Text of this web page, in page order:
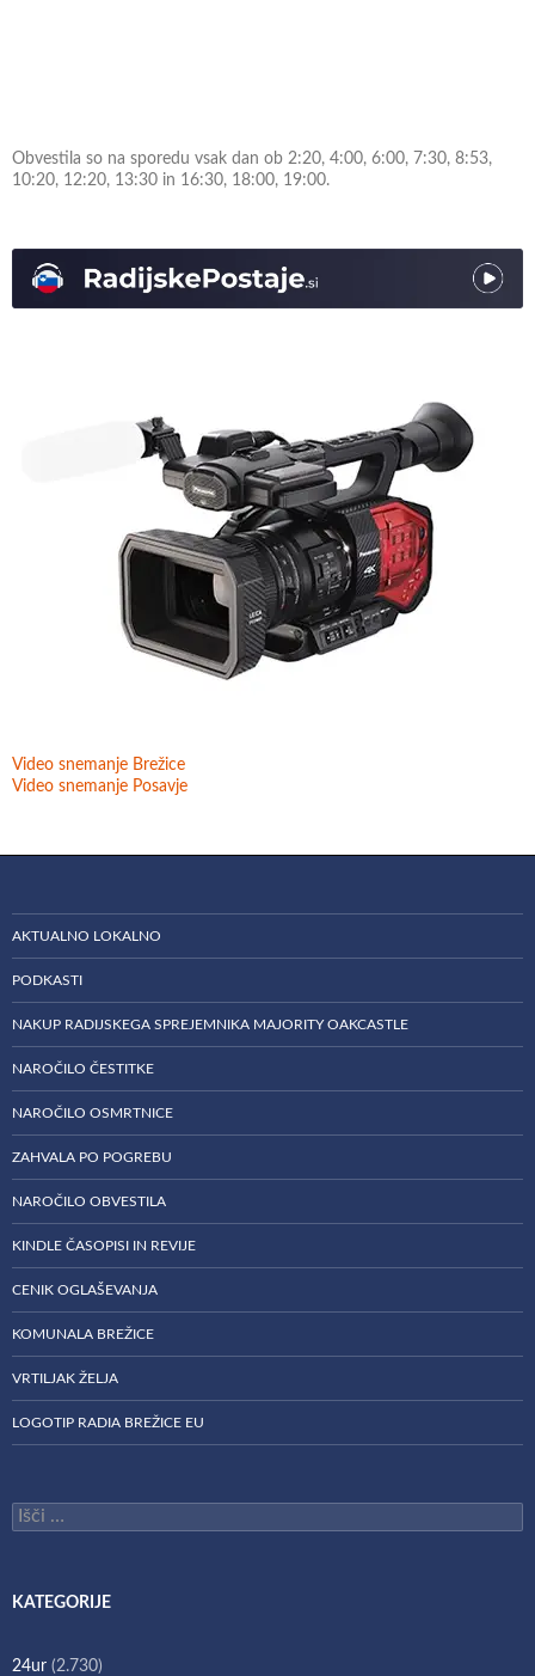
Obvestila so na sporedu vsak dan ob 2:20, 4:00, 6:00, 7:30, 8:53,
10:20, 12:20, 13:30 in 16:30, 18:00, 19:00.
Video snemanje Brežice
Video snemanje Posavje
AKTUALNO LOKALNO
PODKASTI
NAKUP RADIJSKEGA SPREJEMNIKA MAJORITY OAKCASTLE
NAROČILO ČESTITKE
NAROČILO OSMRTNICE
ZAHVALA PO POGREBU
NAROČILO OBVESTILA
KINDLE ČASOPISI IN REVIJE
CENIK OGLAŠEVANJA
KOMUNALA BREŽICE
VRTILJAK ŽELJA
LOGOTIP RADIA BREŽICE EU
Išči:
KATEGORIJE
24ur (2.730)